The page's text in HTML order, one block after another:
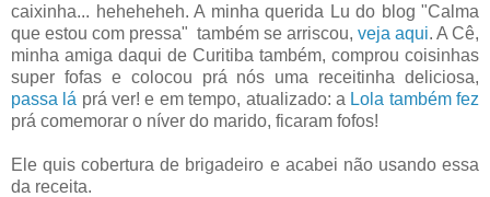
caixinha... heheheheh. A minha querida Lu do blog "Calma
que estou com pressa" também se arriscou, veja aqui. A Cê,
minha amiga daqui de Curitiba também, comprou coisinhas
super fofas e colocou prá nós uma receitinha deliciosa,
passa lá prá ver! e em tempo, atualizado: a Lola também fez
prá comemorar o níver do marido, ficaram fofos!
Ele quis cobertura de brigadeiro e acabei não usando essa
da receita.